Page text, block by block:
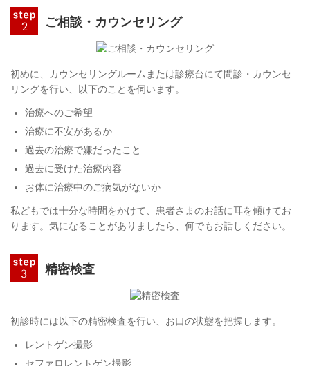
ご相談・カウンセリング
初めに、カウンセリングルームまたは診療台にて問診・カウンセ
リングを行い、以下のことを伺います。
治療へのご希望
治療に不安があるか
過去の治療で嫌だったこと
過去に受けた治療内容
お体に治療中のご病気がないか
私どもでは十分な時間をかけて、患者さまのお話に耳を傾けてお
ります。気になることがありましたら、何でもお話しください。
精密検査
初診時には以下の精密検査を行い、お口の状態を把握します。
レントゲン撮影
セファロレントゲン撮影